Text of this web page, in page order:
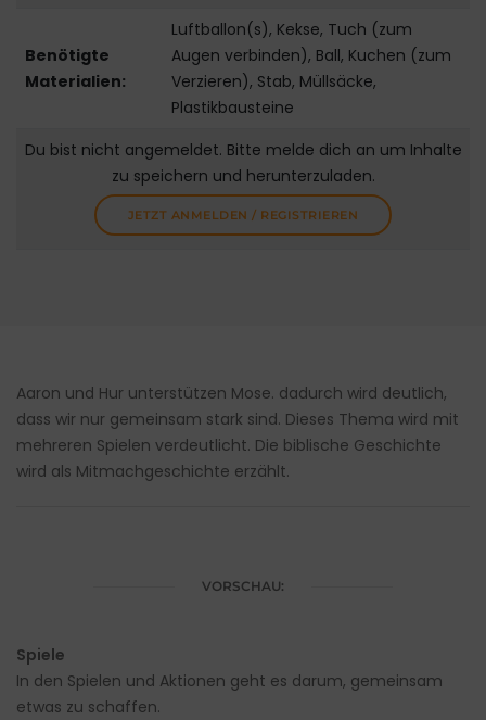
Benötigte
Materialien:
Luftballon(s), Kekse, Tuch (zum
Augen verbinden), Ball, Kuchen (zum
Verzieren), Stab, Müllsäcke,
Plastikbausteine
Du bist nicht angemeldet. Bitte melde dich an um Inhalte
zu speichern und herunterzuladen.
JETZT ANMELDEN / REGISTRIEREN
Aaron und Hur unterstützen Mose. dadurch wird deutlich,
dass wir nur gemeinsam stark sind. Dieses Thema wird mit
mehreren Spielen verdeutlicht. Die biblische Geschichte
wird als Mitmachgeschichte erzählt.
VORSCHAU:
Spiele
In den Spielen und Aktionen geht es darum, gemeinsam
etwas zu schaffen.